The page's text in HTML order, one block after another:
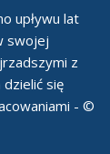
upływu lat
swojej
z
się
- ©